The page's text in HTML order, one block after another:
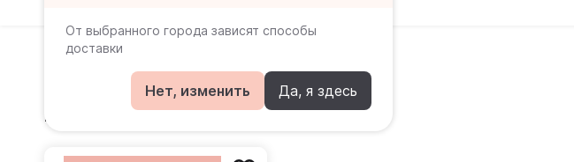
От выбранного города зависят способы
доставки
Нет, изменить Да, я здесь
Stevens John
Книги автора